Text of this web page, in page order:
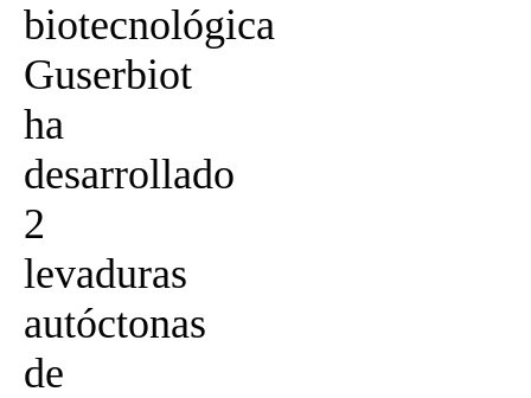
biotecnológica
Guserbiot
ha
desarrollado
2
levaduras
autóctonas
de